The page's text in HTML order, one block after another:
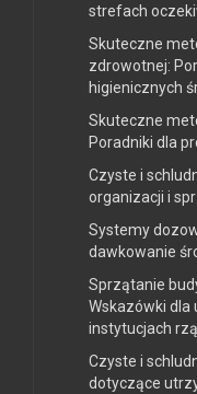
strefach
Skuteczne
zdrowotnej:
higienicznych
Skuteczne
Poradniki dla
Czyste i
organizacji i
Systemy
dawkowanie
Sprzątanie
Wskazówki dla
instytucjach
Czyste i
dotyczące